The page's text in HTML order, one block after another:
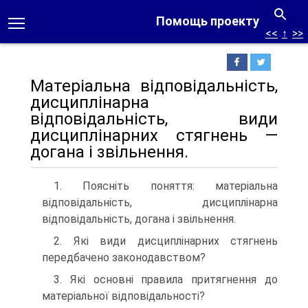
Помощь проекту
<< ↑ >>
Матеріальна відповідальність,
дисциплінарна
відповідальність, види
дисциплінарних стягнень —
догана і звільнення.
1. Поясніть поняття: матеріальна
відповідальність, дисциплінарна
відповідальність, догана і звільнення.
2. Які види дисциплінарних стягнень
передбачено законодавством?
3. Які основні правила притягнення до
матеріальної відповідальності?